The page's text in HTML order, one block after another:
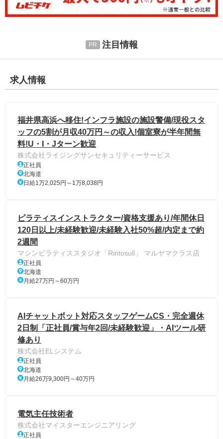
注目情報
求人情報
福井県高浜へ移住!インフラ施設の施設警備/現役スタ
ッフの5割が月収40万円～の収入!個室寮が半年間無
料!U・I・Jターン歓迎
株式会社ライジングサンセキュリティーサービス
正社員
北海道
日給1万2,025円～1万8,038円
ピラティスインストラクター/資格支援あり/年間休日
120日以上/未経験歓迎/未経験入社50%超/内定まで約
2週間
マシンピラティススタジオ「Rintosull」 マルヤマクラス店
正社員
北海道
月給27万円～60万円
AIチャットボット対応スタッフゲームCS・完全週休
2日制「正社員/賞与年2回/未経験歓迎」・AIツール研
修あり
株式会社ELシステム
正社員
北海道
月給26万9,300円～40万円
電気主任技術者
株式会社マイスターエンジニアリング
正社員